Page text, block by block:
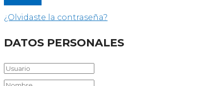
¿Olvidaste la contraseña?
DATOS PERSONALES